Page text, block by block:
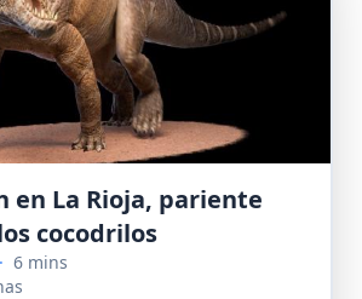
en La Rioja, pariente
cocodrilos
· 6 mins